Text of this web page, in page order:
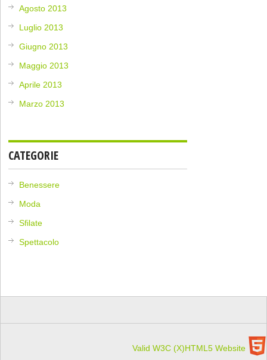
Agosto 2013
Luglio 2013
Giugno 2013
Maggio 2013
Aprile 2013
Marzo 2013
CATEGORIE
Benessere
Moda
Sfilate
Spettacolo
Valid W3C (X)HTML5 Website